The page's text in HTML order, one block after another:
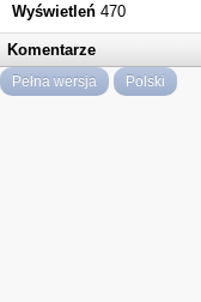
Wyświetleń 470
Komentarze
Pełna wersja Polski